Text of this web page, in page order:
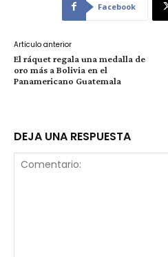
Facebook
Artículo anterior
El ráquet regala una medalla de
oro más a Bolivia en el
Panamericano Guatemala
DEJA UNA RESPUESTA